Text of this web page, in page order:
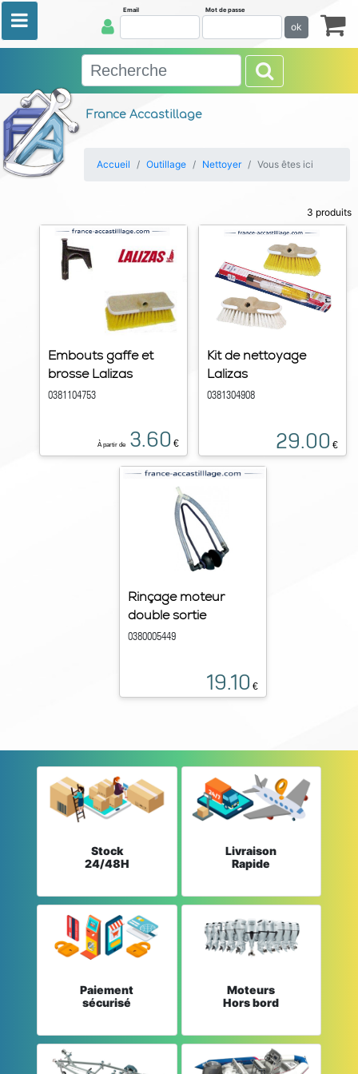
France Accastillage
Email Mot de passe
ok
Accueil Outillage Nettoyer Vous êtes ici
3 produits
Embouts gaffe et
brosse Lalizas
0381104753
À partir de 3.60 €
Kit de nettoyage
Lalizas
0381304908
29.00 €
Rinçage moteur
double sortie
0380005449
19.10 €
Stock
24/48H
Livraison
Rapide
Paiement
sécurisé
Moteurs
Hors bord